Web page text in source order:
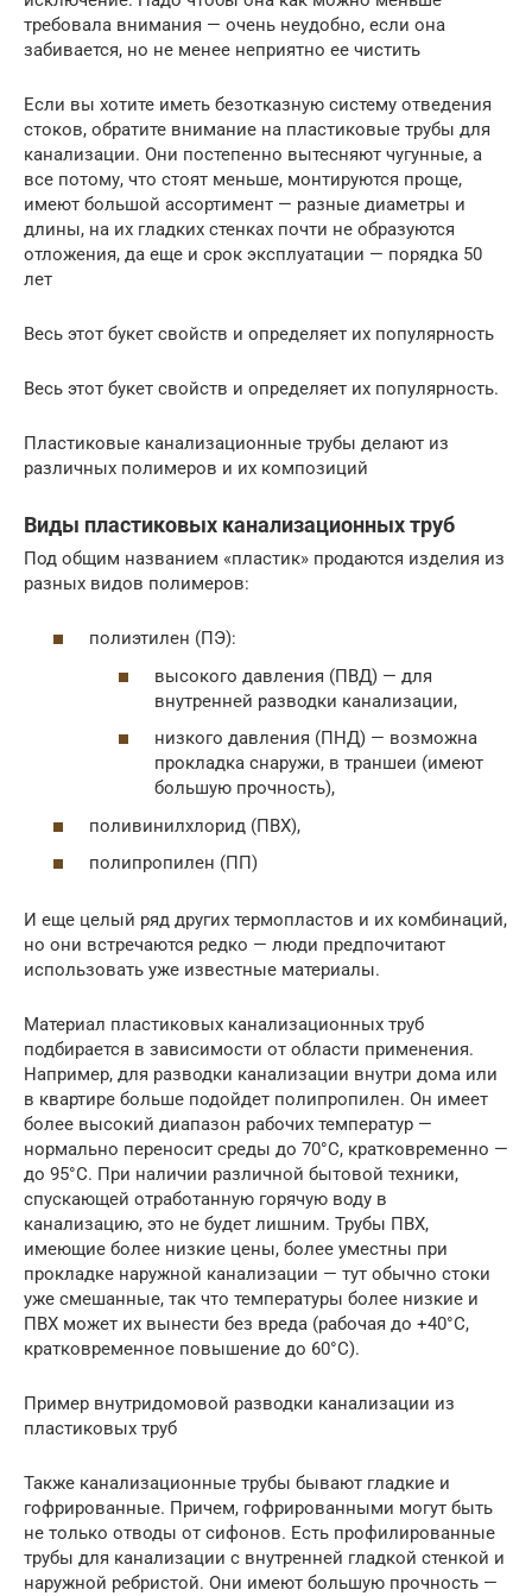
требовала внимания — очень неудобно, если она
забивается, но не менее неприятно ее чистить
Если вы хотите иметь безотказную систему отведения
стоков, обратите внимание на пластиковые трубы для
канализации. Они постепенно вытесняют чугунные, а
все потому, что стоят меньше, монтируются проще,
имеют большой ассортимент — разные диаметры и
длины, на их гладких стенках почти не образуются
отложения, да еще и срок эксплуатации — порядка 50
лет
Весь этот букет свойств и определяет их популярность
Весь этот букет свойств и определяет их популярность.
Пластиковые канализационные трубы делают из
различных полимеров и их композиций
Виды пластиковых канализационных труб
Под общим названием «пластик» продаются изделия из
разных видов полимеров:
полиэтилен (ПЭ):
высокого давления (ПВД) — для
внутренней разводки канализации,
низкого давления (ПНД) — возможна
прокладка снаружи, в траншеи (имеют
большую прочность),
поливинилхлорид (ПВХ),
полипропилен (ПП)
И еще целый ряд других термопластов и их комбинаций,
но они встречаются редко — люди предпочитают
использовать уже известные материалы.
Материал пластиковых канализационных труб
подбирается в зависимости от области применения.
Например, для разводки канализации внутри дома или
в квартире больше подойдет полипропилен. Он имеет
более высокий диапазон рабочих температур —
нормально переносит среды до 70°C, кратковременно —
до 95°C. При наличии различной бытовой техники,
спускающей отработанную горячую воду в
канализацию, это не будет лишним. Трубы ПВХ,
имеющие более низкие цены, более уместны при
прокладке наружной канализации — тут обычно стоки
уже смешанные, так что температуры более низкие и
ПВХ может их вынести без вреда (рабочая до +40°C,
кратковременное повышение до 60°C).
Пример внутридомовой разводки канализации из
пластиковых труб
Также канализационные трубы бывают гладкие и
гофрированные. Причем, гофрированными могут быть
не только отводы от сифонов. Есть профилированные
трубы для канализации с внутренней гладкой стенкой и
наружной ребристой. Они имеют большую прочность —